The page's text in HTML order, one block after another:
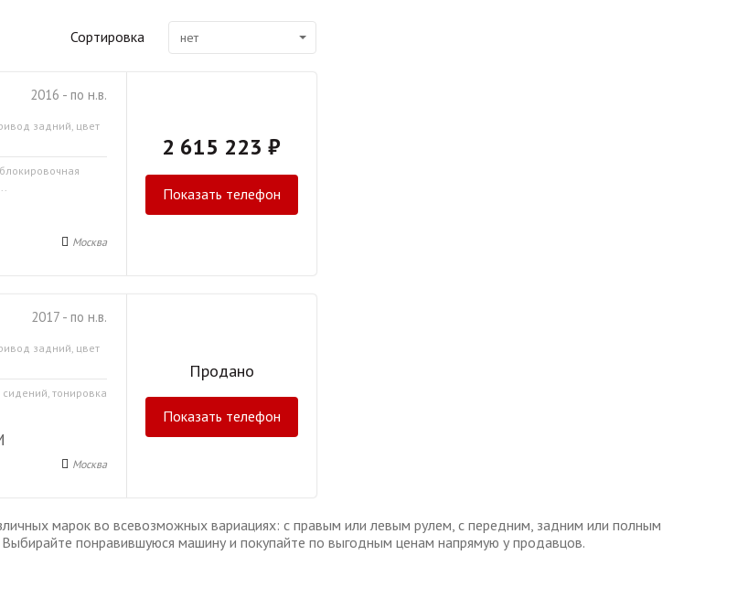
Сортировка нет
2016 - по н.в.
задний, цвет
Москва
2 615 223 ₽
Показать телефон
2017 - по н.в.
задний, цвет
тонировка
Москва
Продано
Показать телефон
марок во всевозможных вариациях: с правым или левым рулем, с передним, задним или полным
понравившуюся машину и покупайте по выгодным ценам напрямую у продавцов.